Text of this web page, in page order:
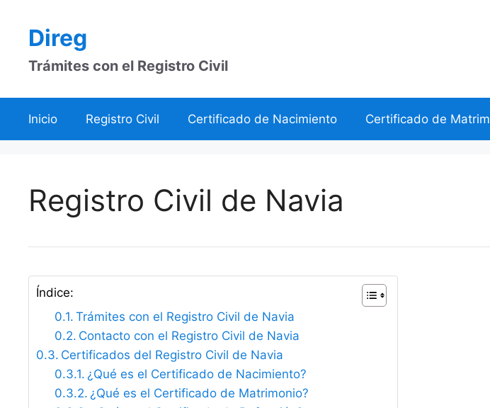
contenidoDireg
Trámites con el Registro Civil
Inicio Registro Civil Certificado de Nacimiento Certificado de
Registro Civil de Navia
Índice:
Trámites con el Registro Civil de Navia
Contacto con el Registro Civil de Navia
Certificados del Registro Civil de Navia
¿Qué es el Certificado de Nacimiento?
¿Qué es el Certificado de Matrimonio?